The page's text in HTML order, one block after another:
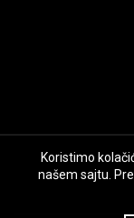
Koristimo
našem sajtu.